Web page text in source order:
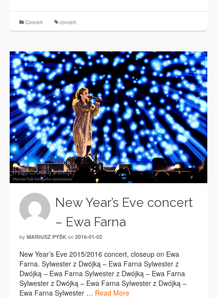
Concert concert
New Year’s Eve concert
– Ewa Farna
by MARIUSZ PYŚK on 2016-01-02
New Year’s Eve 2015/2016 concert, closeup on Ewa
Farna. Sylwester z Dwójką – Ewa Farna Sylwester z
Dwójką – Ewa Farna Sylwester z Dwójką – Ewa Farna
Sylwester z Dwójką – Ewa Farna Sylwester z Dwójką –
Ewa Farna Sylwester … Read More